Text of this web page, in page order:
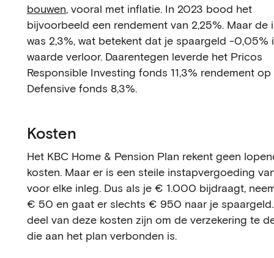
bouwen, vooral met inflatie. In 2023 bood het
bijvoorbeeld een rendement van 2,25%. Maar de
was 2,3%, wat betekent dat je spaargeld -0,05%
waarde verloor. Daarentegen leverde het Pricos
Responsible Investing fonds 11,3% rendement
Defensive fonds 8,3%.
Kosten
Het KBC Home & Pension Plan rekent geen
kosten. Maar er is een steile instapvergoeding
voor elke inleg. Dus als je € 1.000 bijdraagt,
€ 50 en gaat er slechts € 950 naar je spaargeld.
deel van deze kosten zijn om de verzekering te
die aan het plan verbonden is.